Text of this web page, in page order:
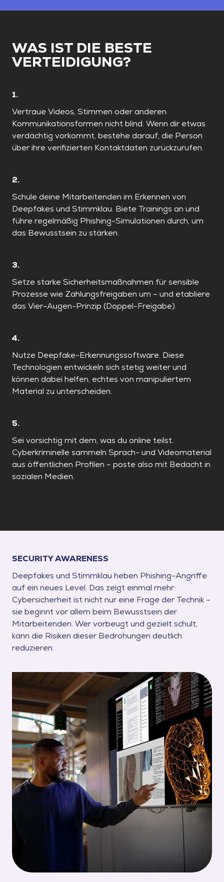
WAS IST DIE BESTE
VERTEIDIGUNG?
1.
Vertraue Videos, Stimmen oder anderen
Kommunikationsformen nicht blind. Wenn dir etwas
verdächtig vorkommt, bestehe darauf, die Person
über ihre verifizierten Kontaktdaten zurückzurufen.
2.
Schule deine Mitarbeitenden im Erkennen von
Deepfakes und Stimmklau. Biete Trainings an und
führe regelmäßig Phishing-Simulationen durch, um
das Bewusstsein zu stärken.
3.
Setze starke Sicherheitsmaßnahmen für sensible
Prozesse wie Zahlungsfreigaben um – und etabliere
das Vier-Augen-Prinzip (Doppel-Freigabe).
4.
Nutze Deepfake-Erkennungssoftware. Diese
Technologien entwickeln sich stetig weiter und
können dabei helfen, echtes von manipuliertem
Material zu unterscheiden.
5.
Sei vorsichtig mit dem, was du online teilst.
Cyberkriminelle sammeln Sprach- und Videomaterial
aus öffentlichen Profilen – poste also mit Bedacht in
sozialen Medien.
SECURITY AWARENESS
Deepfakes und Stimmklau heben Phishing-Angriffe
auf ein neues Level. Das zeigt einmal mehr:
Cybersicherheit ist nicht nur eine Frage der Technik –
sie beginnt vor allem beim Bewusstsein der
Mitarbeitenden. Wer vorbeugt und gezielt schult,
kann die Risiken dieser Bedrohungen deutlich
reduzieren.